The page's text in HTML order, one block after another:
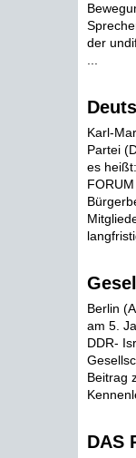
der
Karl-
Partei
es
Berlin
am 5.
DDR-
Beitrag
DAS